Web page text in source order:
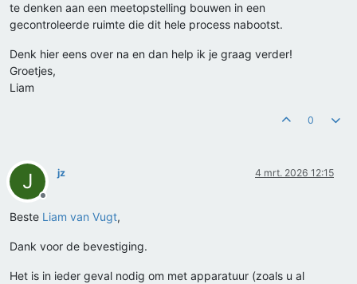
te denken aan een meetopstelling bouwen in een
gecontroleerde ruimte die dit hele process nabootst.
Denk hier eens over na en dan help ik je graag verder!
Groetjes,
Liam
0
J
Offline
jz 4 mrt. 2026 12:15
Beste Liam van Vugt,
Dank voor de bevestiging.
Het is in ieder geval nodig om met apparatuur (zoals u al